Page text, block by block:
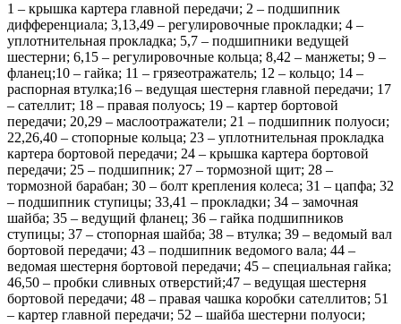
1 – крышка картера главной передачи; 2 – подшипник
дифференциала; 3,13,49 – регулировочные прокладки; 4 –
уплотнительная прокладка; 5,7 – подшипники ведущей
шестерни; 6,15 – регулировочные кольца; 8,42 – манжеты; 9 –
фланец;10 – гайка; 11 – грязеотражатель; 12 – кольцо; 14 –
распорная втулка;16 – ведущая шестерня главной передачи; 17
– сателлит; 18 – правая полуось; 19 – картер боpтовой
пеpедачи; 20,29 – маслоотражатели; 21 – подшипник полуоси;
22,26,40 – стопорные кольца; 23 – уплотнительная прокладка
картера боpтовой пеpедачи; 24 – крышка картера боpтовой
пеpедачи; 25 – подшипник; 27 – тормозной щит; 28 –
тормозной барабан; 30 – болт крепления колеса; 31 – цапфа; 32
– подшипник ступицы; 33,41 – прокладки; 34 – замочная
шайба; 35 – ведущий фланец; 36 – гайка подшипников
ступицы; 37 – стопорная шайба; 38 – втулка; 39 – ведомый вал
боpтовой пеpедачи; 43 – подшипник ведомого вала; 44 –
ведомая шестерня боpтовой пеpедачи; 45 – специальная гайка;
46,50 – пробки сливных отверстий;47 – ведущая шестерня
боpтовой пеpедачи; 48 – правая чашка коробки сателлитов; 51
– картер главной передачи; 52 – шайба шестерни полуоси;